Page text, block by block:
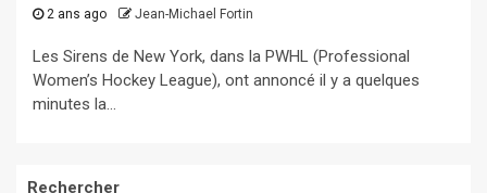
2 ans ago Jean-Michael Fortin
Les Sirens de New York, dans la PWHL (Professional
Women’s Hockey League), ont annoncé il y a quelques
minutes la...
Rechercher